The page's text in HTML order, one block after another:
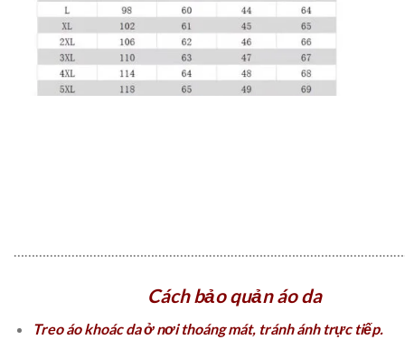
Cách bảo quản áo da
Treo áo khoác da ở nơi thoáng mát, tránh ánh trực tiếp.